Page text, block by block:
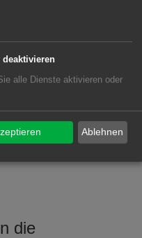
für die
die
deaktivieren
alle Dienste aktivieren oder
Ablehnen